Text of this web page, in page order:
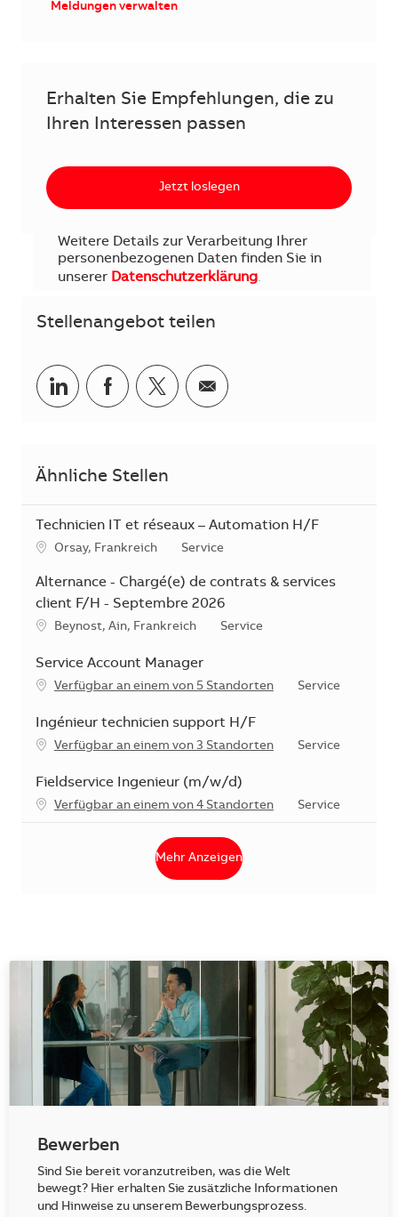
Meldungen verwalten
Erhalten Sie Empfehlungen, die zu
Ihren Interessen passen
Jetzt loslegen
Weitere Details zur Verarbeitung Ihrer
personenbezogenen Daten finden Sie in
unserer Datenschutzerklärung.
Stellenangebot teilen
Teilen via LinkedIn
Teilen via Facebook
Teilen via Twitter
Teilen via E-Mail
Ähnliche Stellen
Technicien IT et réseaux – Automation H/F
Standort
Orsay, Frankreich Kategorie
Service
Alternance - Chargé(e) de contrats & services
client F/H - Septembre 2026
Standort
Beynost, Ain, Frankreich Kategorie
Service
Service Account Manager
Verfügbar an einem von 5 Standorten Kategorie
Service
Ingénieur technicien support H/F
Verfügbar an einem von 3 Standorten Kategorie
Service
Fieldservice Ingenieur (m/w/d)
Verfügbar an einem von 4 Standorten Kategorie
Service
Mehr Anzeigen
Bewerben
Sind Sie bereit voranzutreiben, was die Welt
bewegt? Hier erhalten Sie zusätzliche Informationen
und Hinweise zu unserem Bewerbungsprozess.